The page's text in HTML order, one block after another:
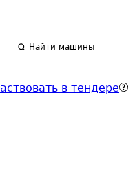
Найти машины
в тендере